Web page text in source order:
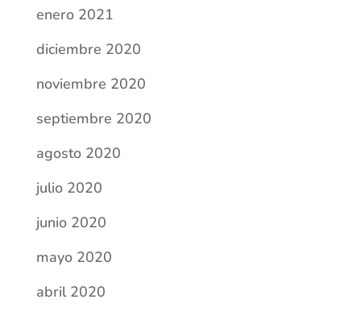
agosto 2020
julio 2020
junio 2020
mayo 2020
abril 2020
marzo 2020
noviembre 2019
octubre 2019
septiembre 2019